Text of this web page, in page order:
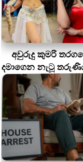
අවුරුදු කුමරි
දමාගෙන නැටූ